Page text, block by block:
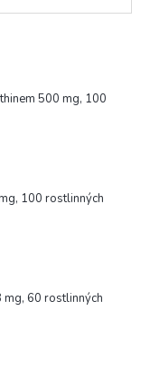
500 mg, 100
100 rostlinných
mg, 60 rostlinných